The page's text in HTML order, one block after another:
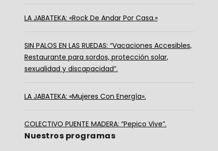
LA JABATEKA: «Rock De Andar Por Casa.»
SIN PALOS EN LAS RUEDAS: “Vacaciones Accesibles,
Restaurante para sordos, protección solar,
sexualidad y discapacidad”.
LA JABATEKA: «Mujeres Con Energía».
COLECTIVO PUENTE MADERA: “Pepico Vive”.
Nuestros programas